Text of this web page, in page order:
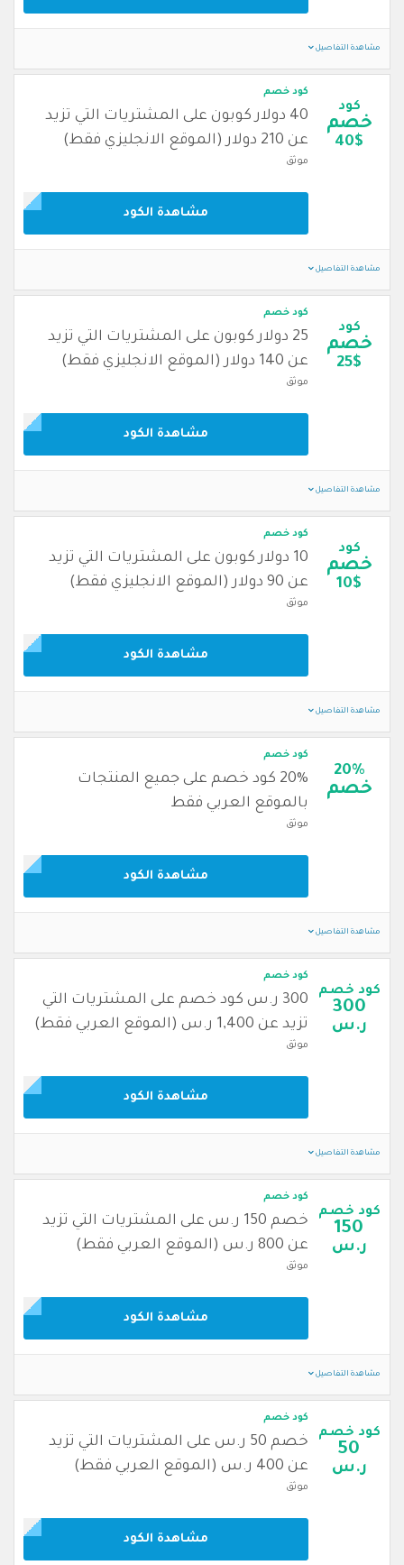
مشاهدة التفاصيل
كود
خصم
40$
كود خصم
40 دولار كوبون على المشتريات التي تزيد
عن 210 دولار (الموقع الانجليزي فقط)
موثق
مشاهدة الكود
مشاهدة التفاصيل
كود
خصم
25$
كود خصم
25 دولار كوبون على المشتريات التي تزيد
عن 140 دولار (الموقع الانجليزي فقط)
موثق
مشاهدة الكود
مشاهدة التفاصيل
كود
خصم
10$
كود خصم
10 دولار كوبون على المشتريات التي تزيد
عن 90 دولار (الموقع الانجليزي فقط)
موثق
مشاهدة الكود
مشاهدة التفاصيل
20%
خصم
كود خصم
20% كود خصم على جميع المنتجات
بالموقع العربي فقط
موثق
مشاهدة الكود
مشاهدة التفاصيل
كود خصم
300
ر.س
كود خصم
300 ر.س كود خصم على المشتريات التي
تزيد عن 1,400 ر.س (الموقع العربي فقط)
موثق
مشاهدة الكود
مشاهدة التفاصيل
كود خصم
150
ر.س
كود خصم
خصم 150 ر.س على المشتريات التي تزيد
عن 800 ر.س (الموقع العربي فقط)
موثق
مشاهدة الكود
مشاهدة التفاصيل
كود خصم
50
ر.س
كود خصم
خصم 50 ر.س على المشتريات التي تزيد
عن 400 ر.س (الموقع العربي فقط)
موثق
مشاهدة الكود